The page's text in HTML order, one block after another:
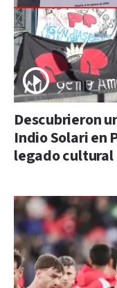
Descubrieron
Indio Solari en
legado cultural